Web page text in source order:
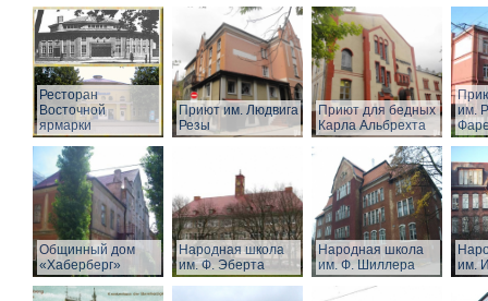
Ресторан
Восточной
ярмарки
Приют им. Людвига
Резы
Приют для бедных
Карла Альбрехта
им.
Общинный дом
«Хаберберг»
Народная школа
им. Ф. Эберта
Народная школа
им. Ф. Шиллера
им.